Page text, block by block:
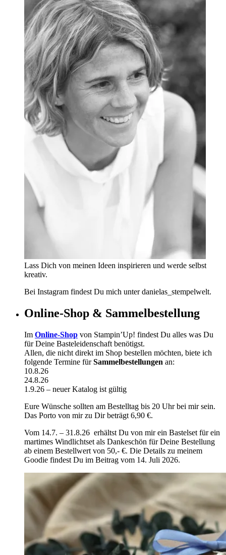
Lass Dich von meinen Ideen inspirieren und werde selbst
kreativ.
Bei Instagram findest Du mich unter danielas_stempelwelt.
Online-Shop & Sammelbestellung
Im Online-Shop von Stampin’Up! findest Du alles was Du
für Deine Basteleidenschaft benötigst.
Allen, die nicht direkt im Shop bestellen möchten, biete ich
folgende Termine fürSammelbestellungen an:
10.8.26
24.8.26
1.9.26 – neuer Katalog ist gültig
Eure Wünsche sollten am Bestelltag bis 20 Uhr bei mir sein.
Das Porto von mir zu Dir beträgt 6,90 €.
Vom 14.7. – 31.8.26 erhältst Du von mir ein Bastelset für ein
martimes Windlichtset als Dankeschön für Deine Bestellung
ab einem Bestellwert von 50,- €. Die Details zu meinem
Goodie findest Du im Beitrag vom 14. Juli 2026.